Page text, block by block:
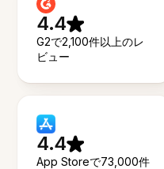
4.4
G2で2,100件以上のレ
ビュー
4.4
App Storeで73,000件